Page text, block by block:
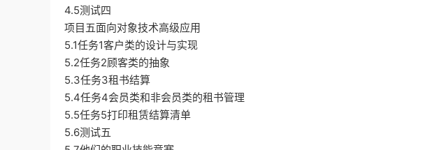
4.5测试四
项目五面向对象技术高级应用
5.1任务1客户类的设计与实现
5.2任务2顾客类的抽象
5.3任务3租书结算
5.4任务4会员类和非会员类的租书管理
5.5任务5打印租赁结算清单
5.6测试五